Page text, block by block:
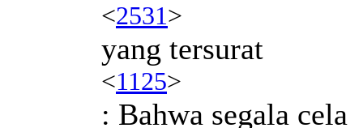
<2531>
yang tersurat
<1125>
: Bahwa segala cela